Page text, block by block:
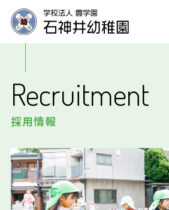
園での生活
未就園児クラス
Recruitment
採用情報